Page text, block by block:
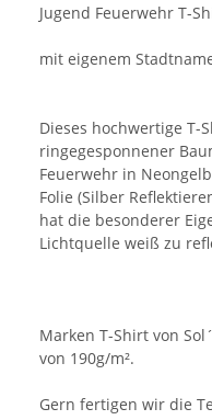
Jugend Feuerwehr T-
mit eigenem
Dieses hochwertige T-
ringegesponnener
Feuerwehr in
Folie (Silber
hat die besonderer
Lichtquelle weiß zu
Marken T-Shirt von
von 190g/m².
Gern fertigen wir die